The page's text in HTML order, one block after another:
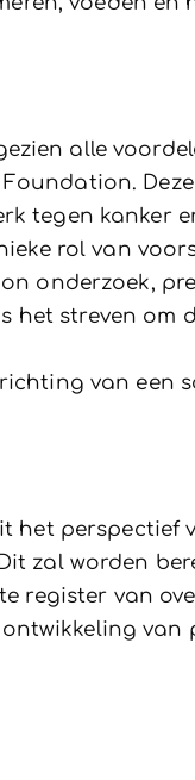
alle
tegen kanker
rol van
onderzoek,
het streven om
van een
het perspectief
zal worden
register van
van